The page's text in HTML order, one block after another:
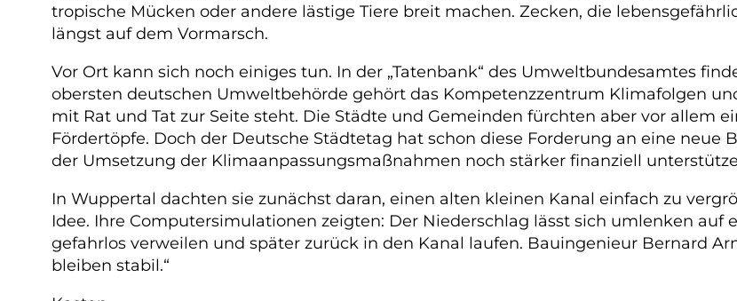
tropische Mücken oder andere lästige Tiere breit machen. Zecken, die
längst auf dem Vormarsch.
Vor Ort kann sich noch einiges tun. In der „Tatenbank“ des Umweltbundesamtes
obersten deutschen Umweltbehörde gehört das Kompetenzzentrum Klimafolgen
mit Rat und Tat zur Seite steht. Die Städte und Gemeinden fürchten aber vor allem
Fördertöpfe. Doch der Deutsche Städtetag hat schon diese Forderung an eine neue
der Umsetzung der Klimaanpassungsmaßnahmen noch stärker finanziell
In Wuppertal dachten sie zunächst daran, einen alten kleinen Kanal einfach zu
Idee. Ihre Computersimulationen zeigten: Der Niederschlag lässt sich umlenken auf
gefahrlos verweilen und später zurück in den Kanal laufen. Bauingenieur Bernard
bleiben stabil.“